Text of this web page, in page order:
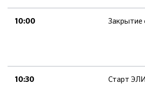
10:00 Закрытие
10:30 Старт